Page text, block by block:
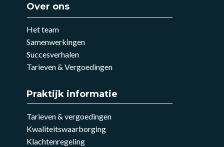
Over ons
Het team
Samenwerkingen
Succesverhalen
Tarieven & Vergoedingen
Praktijk informatie
Tarieven & vergoedingen
Kwaliteitswaarborging
Klachtenregeling